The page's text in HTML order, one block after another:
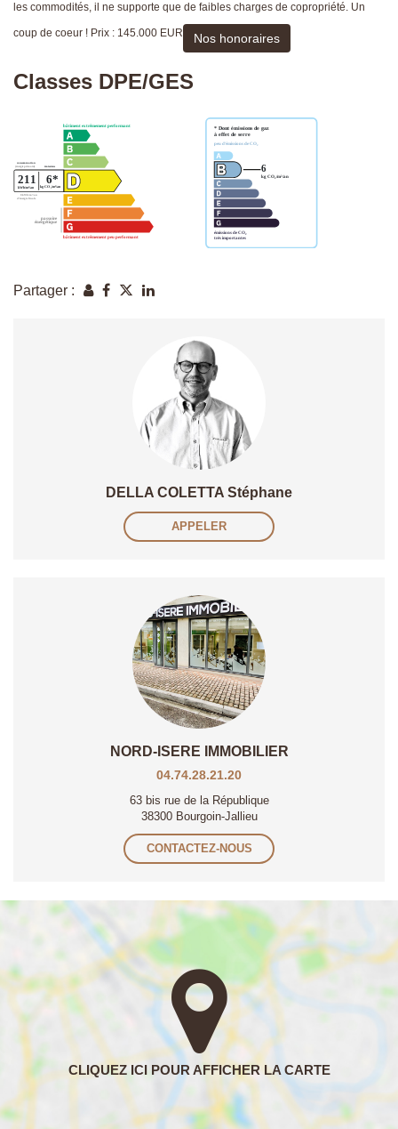
les commodités, il ne supporte que de faibles charges de copropriété. Un
coup de coeur ! Prix : 145.000 EUR Nos honoraires
Classes DPE/GES
Partager :
DELLA COLETTA Stéphane
APPELER
NORD-ISERE IMMOBILIER
04.74.28.21.20
63 bis rue de la République
38300 Bourgoin-Jallieu
CONTACTEZ-NOUS